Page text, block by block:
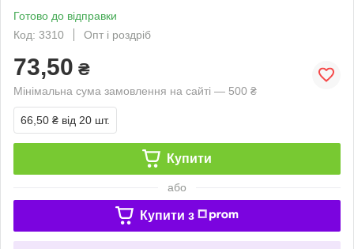
Готово до відправки
Код: 3310
Опт і роздріб
73,50 ₴
Мінімальна сума замовлення на сайті — 500 ₴
66,50 ₴ від 20 шт.
Купити
або
Купити з